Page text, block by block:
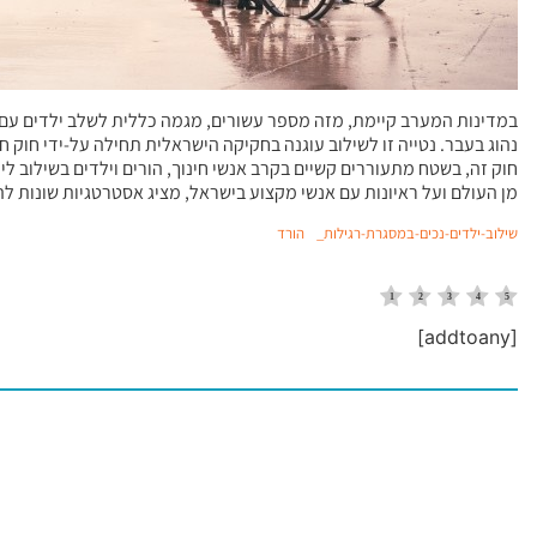
במדינות המערב קיימת, מזה מספר עשורים, מגמה כללית לשלב ילדים עם
חוק זה, בשטח מתעוררים קשיים בקרב אנשי חינוך, הורים וילדים
מן העולם ועל ראיונות עם אנשי מקצוע בישראל, מציג אסטרטגיות
שילוב-ילדים-נכים-במסגרת-רגילות_ הורד
[addtoany]